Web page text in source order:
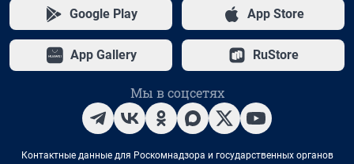
Google Play App Store
App Gallery RuStore
Мы в соцсетях
Контактные данные для Роскомнадзора и государственных органов